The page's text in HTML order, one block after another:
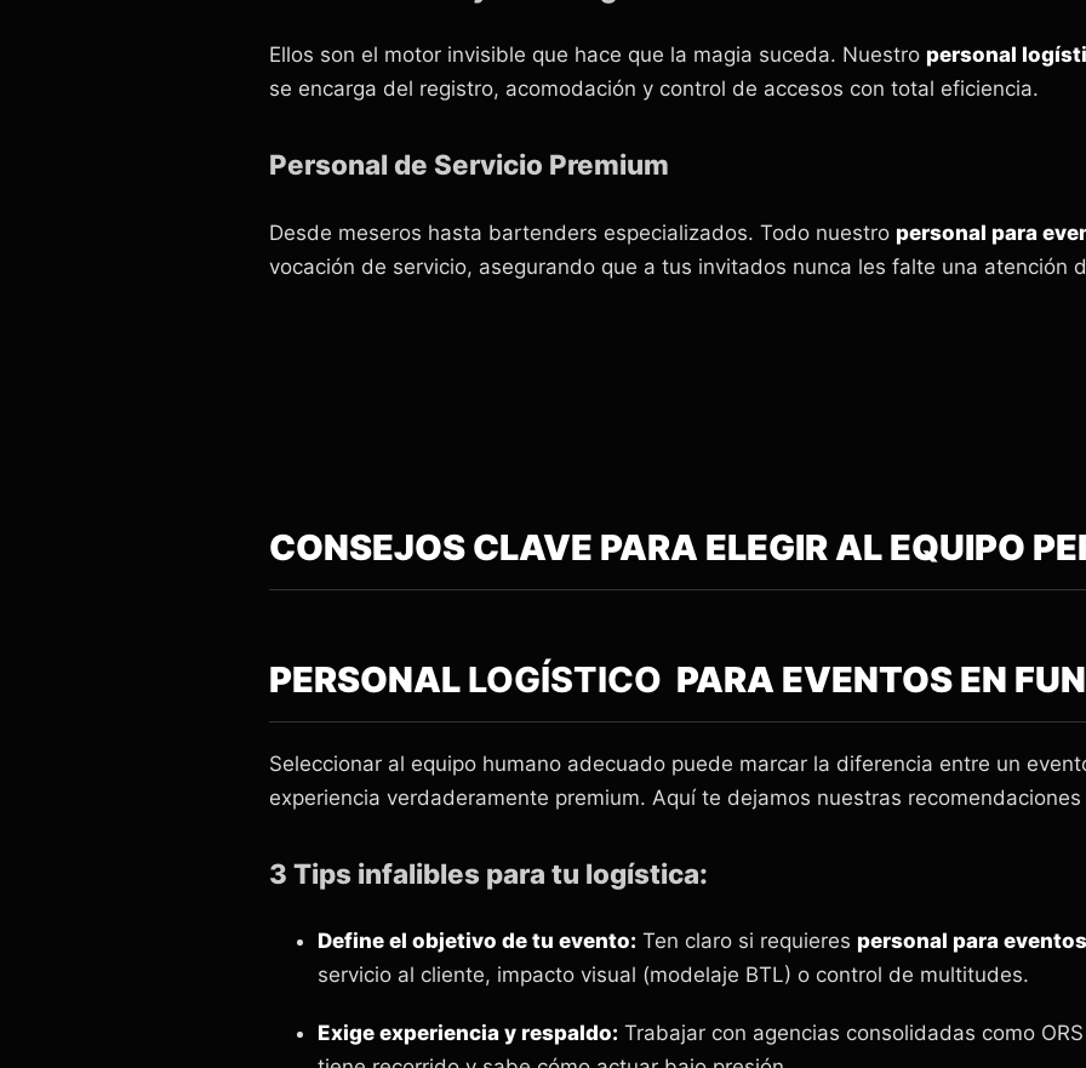
Ellos son el motor invisible que hace que la magia suceda. Nuestro personal
se encarga del registro, acomodación y control de accesos con total eficiencia.
Personal de Servicio Premium
Desde meseros hasta bartenders especializados. Todo nuestro personal para
vocación de servicio, asegurando que a tus invitados nunca les falte una atención
CONSEJOS CLAVE PARA ELEGIR AL EQUIPO
PERSONAL LOGÍSTICO PARA EVENTOS EN
Seleccionar al equipo humano adecuado puede marcar la diferencia entre un
experiencia verdaderamente premium. Aquí te dejamos nuestras
3 Tips infalibles para tu logística:
Define el objetivo de tu evento: Ten claro si requieres personal para
servicio al cliente, impacto visual (modelaje BTL) o control de multitudes.
Exige experiencia y respaldo: Trabajar con agencias consolidadas como